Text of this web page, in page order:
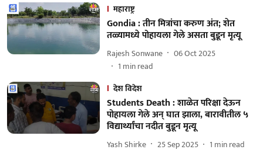
महाराष्ट्र
Gondia : तीन मित्रांचा करुण अंत; शेत
तळ्यामध्ये पोहायला गेले असता बुडून मृत्यू
Rajesh Sonwane
06 Oct 2025
1 min read
देश विदेश
Students Death : शाळेत परिक्षा देऊन
पोहायला गेले अन् घात झाला, बारावीतील ५
विद्यार्थ्यांचा नदीत बुडून मृत्यू
Yash Shirke 25 Sep 2025 1 min read